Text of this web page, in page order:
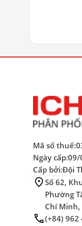
Mã số thuế:
Ngày cấp:09/
Cấp bởi:Đội
location_on Số 62,
Phường
Chí
phone(+84) 962